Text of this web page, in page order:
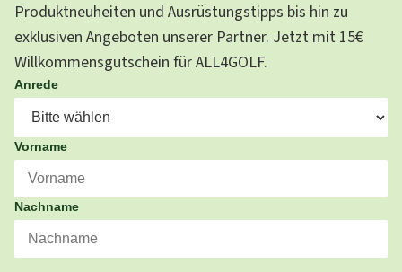
Produktneuheiten und Ausrüstungstipps bis hin zu
exklusiven Angeboten unserer Partner. Jetzt mit 15€
Willkommensgutschein für ALL4GOLF.
Anrede
Vorname
Nachname